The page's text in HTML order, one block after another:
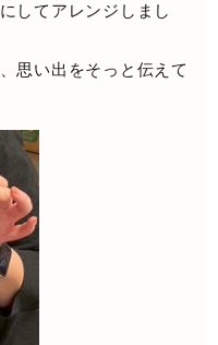
してアレンジしまし
思い出をそっと伝えて